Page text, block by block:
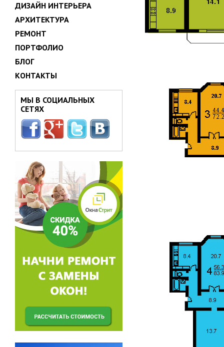
ДИЗАЙН ИНТЕРЬЕРА
АРХИТЕКТУРА
РЕМОНТ
ПОРТФОЛИО
БЛОГ
КОНТАКТЫ
МЫ В СОЦИАЛЬНЫХ
СЕТЯХ